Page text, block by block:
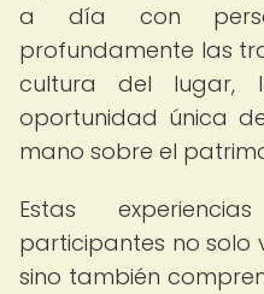
a día con
profundamente las
cultura del lugar,
oportunidad única
mano sobre el
Estas
participantes no solo
sino también